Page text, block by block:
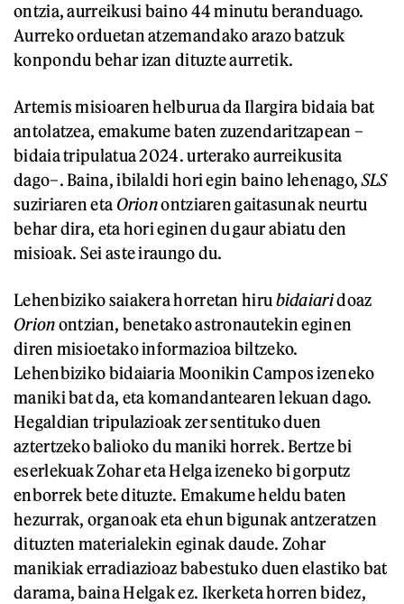
ontzia, aurreikusi baino 44 minutu beranduago.
Aurreko orduetan atzemandako arazo batzuk
konpondu behar izan dituzte aurretik.
Artemis misioaren helburua da Ilargira bidaia bat
antolatzea, emakume baten zuzendaritzapean –
bidaia tripulatua 2024. urterako aurreikusita
dago–. Baina, ibilaldi hori egin baino lehenago,SLS
suziriaren eta Orionontziaren gaitasunak neurtu
behar dira, eta hori eginen du gaur abiatu den
misioak. Sei aste iraungo du.
Lehenbiziko saiakera horretan hiru bidaiaridoaz
Orionontzian, benetako astronautekin eginen
diren misioetako informazioa biltzeko.
Lehenbiziko bidaiaria Moonikin Campos izeneko
maniki bat da, eta komandantearen lekuan dago.
Hegaldian tripulazioak zer sentituko duen
aztertzeko balioko du maniki horrek. Bertze bi
eserlekuak Zohar eta Helga izeneko bi gorputz
enborrek bete dituzte. Emakume heldu baten
hezurrak, organoak eta ehun bigunak antzeratzen
dituzten materialekin eginak daude. Zohar
manikiak erradiazioaz babestuko duen elastiko bat
darama, baina Helgak ez. Ikerketa horren bidez,